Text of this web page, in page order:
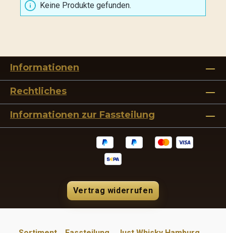
Keine Produkte gefunden.
Informationen
Rechtliches
Informationen zur Fassteilung
Vertrag widerrufen